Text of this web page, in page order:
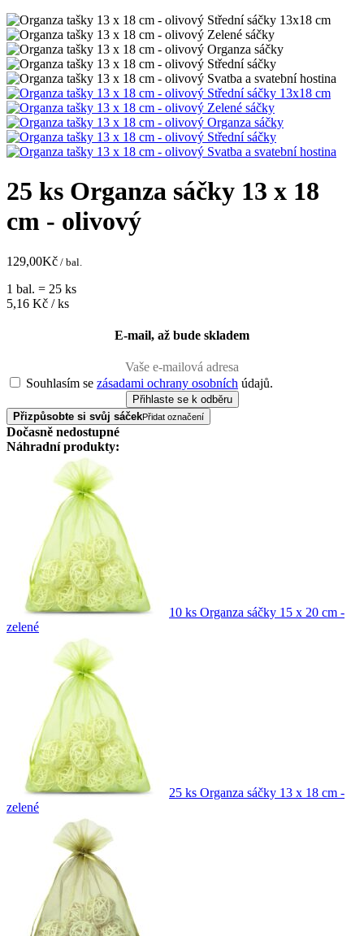
25 ks Organza sáčky 13 x 18
cm - olivový
129,00Kč / bal.
1 bal. = 25 ks
5,16 Kč / ks
E-mail, až bude skladem
Souhlasím se zásadami ochrany osobních údajů.
Přizpůsobte si svůj sáčekPřidat označení
Dočasně nedostupné
Náhradní produkty:
10 ks Organza sáčky 15 x 20 cm -
zelené
25 ks Organza sáčky 13 x 18 cm -
zelené